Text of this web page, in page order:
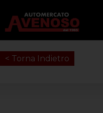
< Torna Indietro